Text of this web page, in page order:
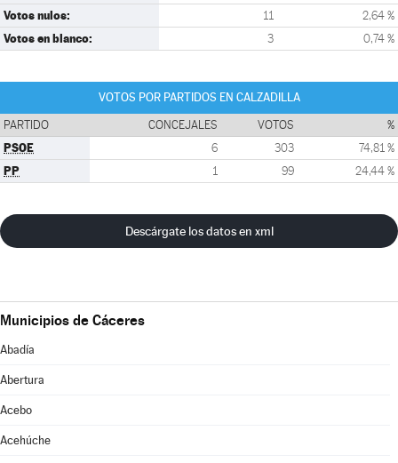
Votos nulos: 11 2,64 %
Votos en blanco: 3 0,74 %
VOTOS POR PARTIDOS EN CALZADILLA
PARTIDO CONCEJALES VOTOS %
PSOE 6 303 74,81 %
PP 1 99 24,44 %
Descárgate los datos en xml
Municipios de Cáceres
Abadía
Abertura
Acebo
Acehúche